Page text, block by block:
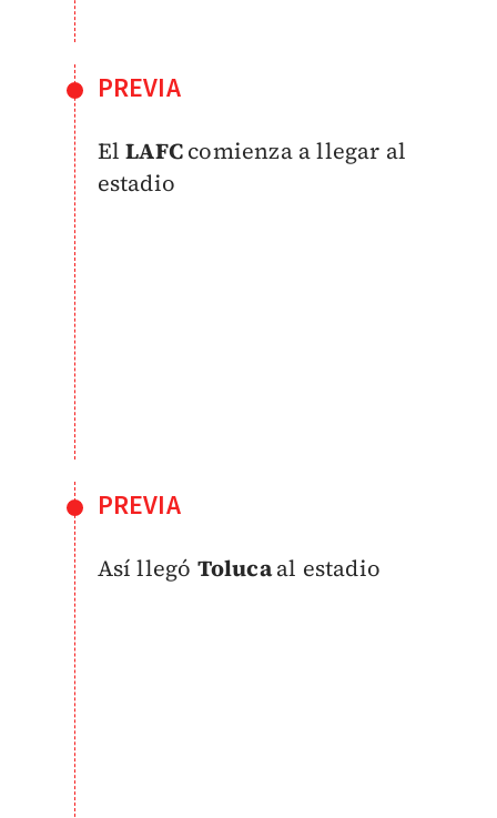
PREVIA
ElLAFCcomienza a llegar al
estadio
PREVIA
Así llegó Tolucaal estadio